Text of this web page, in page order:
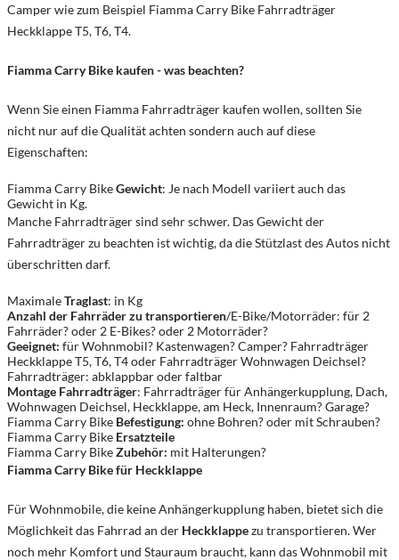
Camper wie zum Beispiel Fiamma Carry Bike Fahrradträger
Heckklappe T5, T6, T4.
Fiamma Carry Bike kaufen - was beachten?
Wenn Sie einen Fiamma Fahrradträger kaufen wollen, sollten Sie
nicht nur auf die Qualität achten sondern auch auf diese
Eigenschaften:
Fiamma Carry BikeGewicht: Je nach Modell variiert auch das
Gewicht in Kg.
Manche Fahrradträger sind sehr schwer. Das Gewicht der
Fahrradträger zu beachten ist wichtig, da die Stützlast des Autos nicht
überschritten darf.
MaximaleTraglast: in Kg
Anzahl der Fahrräder zu transportieren/E-Bike/Motorräder: für 2
Fahrräder? oder 2 E-Bikes? oder 2 Motorräder?
Geeignet: für Wohnmobil? Kastenwagen? Camper? Fahrradträger
Heckklappe T5, T6, T4 oder Fahrradträger Wohnwagen Deichsel?
Fahrradträger: abklappbar oder faltbar
Montage Fahrradträger: Fahrradträger für Anhängerkupplung, Dach,
Wohnwagen Deichsel, Heckklappe, am Heck, Innenraum? Garage?
Fiamma Carry Bike Befestigung: ohne Bohren? oder mit Schrauben?
Fiamma Carry Bike Ersatzteile
Fiamma Carry BikeZubehör: mit Halterungen?
Fiamma Carry Bike für Heckklappe
Für Wohnmobile, die keine Anhängerkupplung haben, bietet sich die
Möglichkeit das Fahrrad an der Heckklappezu transportieren. Wer
noch mehr Komfort und Stauraum braucht, kann das Wohnmobil mit